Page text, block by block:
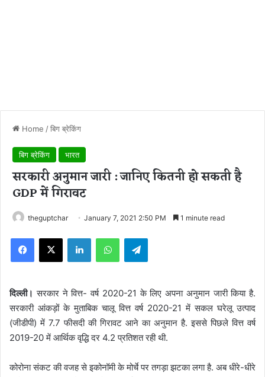
Home /बिग ब्रेकिंग
बिग ब्रेकिंग भारत
सरकारी अनुमान जारी : जानिए कितनी हो सकती है
GDP में गिरावट
theguptchar January 7, 2021 2:50 PM 1 minute read
दिल्ली। सरकार ने वित्त- वर्ष 2020-21 के लिए अपना अनुमान जारी किया है.
सरकारी आंकड़ों के मुताबिक चालू वित्त वर्ष 2020-21 में सकल घरेलू उत्पाद
(जीडीपी) में 7.7 फीसदी की गिरावट आने का अनुमान है. इससे पिछले वित्त वर्ष
2019-20 में आर्थिक वृद्धि दर 4.2 प्रतिशत रही थी.
कोरोना संकट की वजह से इकोनॉमी के मोर्चे पर तगड़ा झटका लगा है. अब धीरे-धीरे